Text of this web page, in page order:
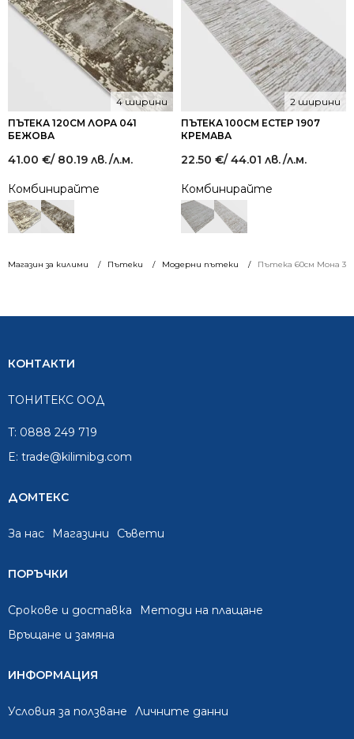
Магазин за килими Пътеки Модерни пътеки Пътека 60см Мона
ПЪТЕКА 120СМ ЛОРА 041
БЕЖОВА
4 ширини
41.00 €/ 80.19 лв./л.м.
Комбинирайте
ПЪТЕКА 100СМ ЕСТЕР 1907
КРЕМАВА
2 ширини
22.50 €/ 44.01 лв./л.м.
Комбинирайте
КОНТАКТИ
ТОНИТЕКС ООД
T: 0888 249 719
E: trade@kilimibg.com
ДОМТЕКС
За нас Mагазини Съвети
ПОРЪЧКИ
Срокове и доставка
Методи на плащане
Връщане и замяна
ИНФОРМАЦИЯ
Условия за ползване Личните данни